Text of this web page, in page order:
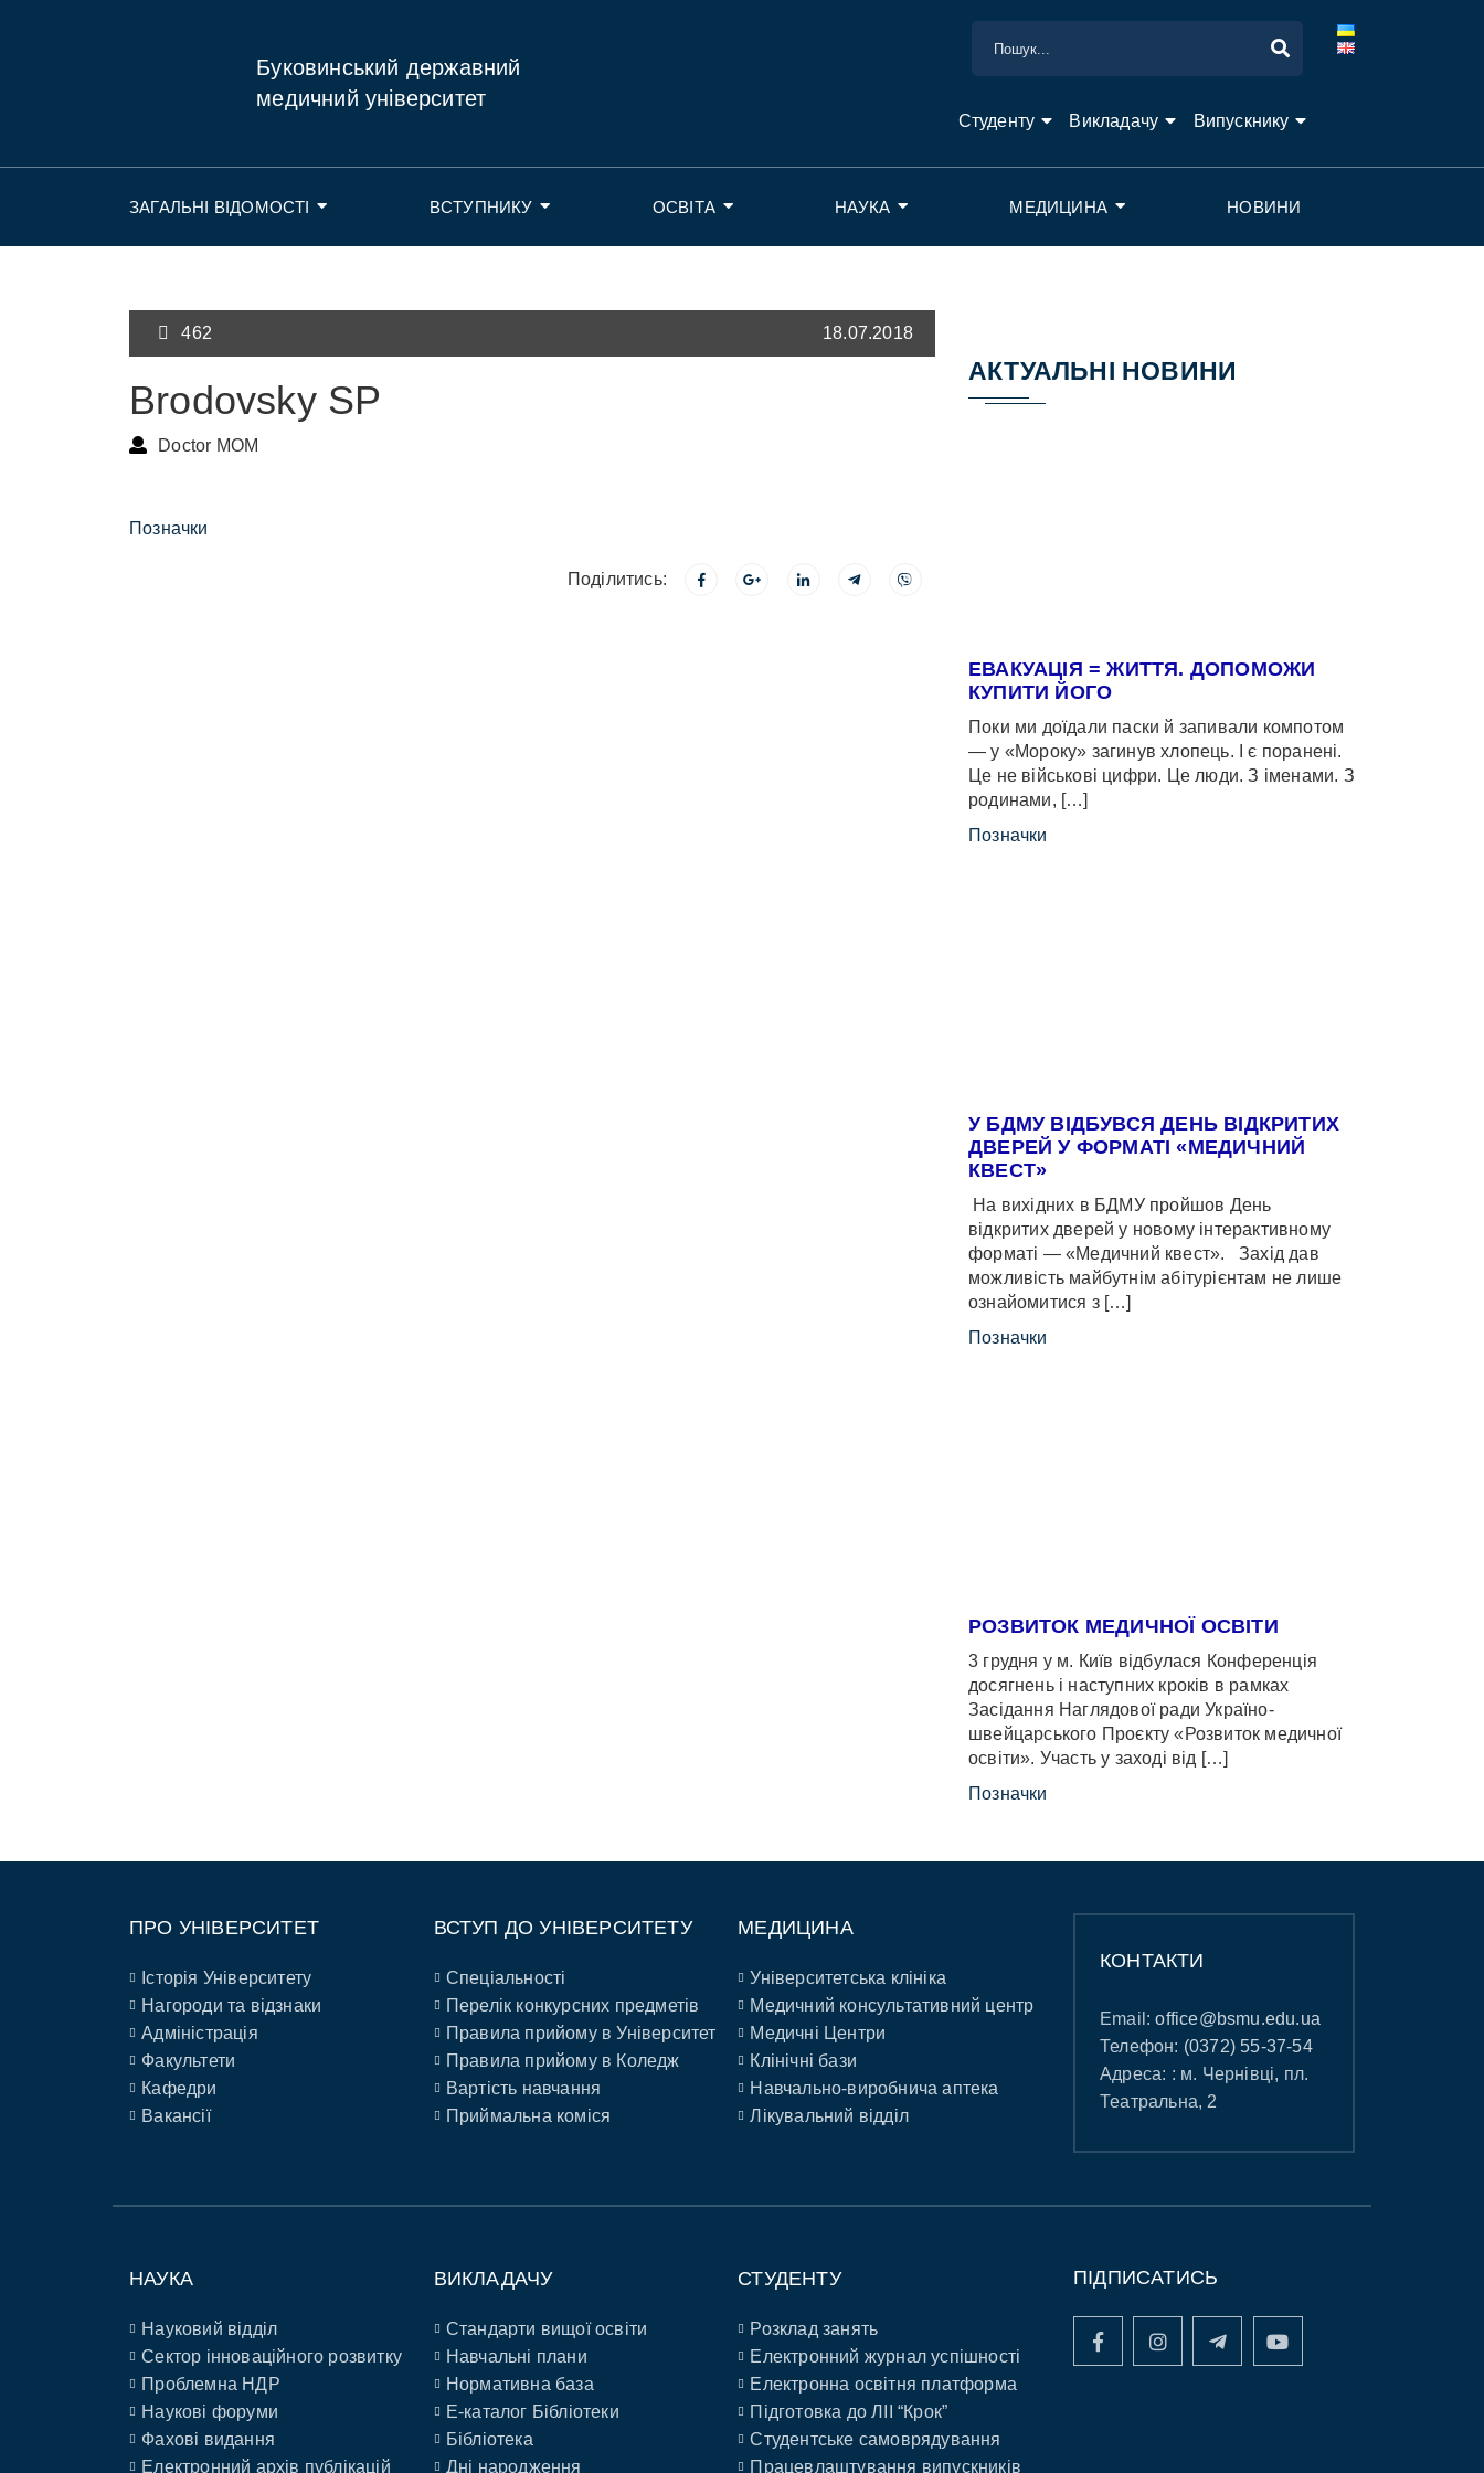
Буковинський державний
медичний університет
Студенту Викладачу Випускнику
ЗАГАЛЬНІ ВІДОМОСТІ ВСТУПНИКУ ОСВІТА НАУКА МЕДИЦИНА НОВИНИ
462 18.07.2018
Brodovsky SP
Doctor MOM
Позначки
Поділитись:
АКТУАЛЬНІ НОВИНИ
ЕВАКУАЦІЯ = ЖИТТЯ. ДОПОМОЖИ
КУПИТИ ЙОГО
Поки ми доїдали паски й запивали компотом
— у «Мороку» загинув хлопець. І є поранені.
Це не військові цифри. Це люди. З іменами. З
родинами, […]
Позначки
У БДМУ ВІДБУВСЯ ДЕНЬ ВІДКРИТИХ
ДВЕРЕЙ У ФОРМАТІ «МЕДИЧНИЙ
КВЕСТ»
На вихідних в БДМУ пройшов День
відкритих дверей у новому інтерактивному
форматі — «Медичний квест». Захід дав
можливість майбутнім абітурієнтам не лише
ознайомитися з […]
Позначки
РОЗВИТОК МЕДИЧНОЇ ОСВІТИ
3 грудня у м. Київ відбулася Конференція
досягнень і наступних кроків в рамках
Засідання Наглядової ради Україно-
швейцарського Проєкту «Розвиток медичної
освіти». Участь у заході від […]
Позначки
ПРО УНІВЕРСИТЕТ
Історія Університету
Нагороди та відзнаки
Адміністрація
Факультети
Кафедри
Вакансії
ВСТУП ДО УНІВЕРСИТЕТУ
Спеціальності
Перелік конкурсних предметів
Правила прийому в Університет
Правила прийому в Коледж
Вартість навчання
Приймальна коміся
МЕДИЦИНА
Університетська клініка
Медичний консультативний центр
Медичні Центри
Клінічні бази
Навчально-виробнича аптека
Лікувальний відділ
КОНТАКТИ
Email:office@bsmu.edu.ua
Телефон: (0372) 55-37-54
Адреса: : м. Чернівці, пл.
Театральна, 2
НАУКА
Науковий відділ
Сектор інноваційного розвитку
Проблемна НДР
Наукові форуми
Фахові видання
Електронний архів публікацій
ВИКЛАДАЧУ
Стандарти вищої освіти
Навчальні плани
Нормативна база
E-каталог Бібліотеки
Бібліотека
Дні народження
СТУДЕНТУ
Розклад занять
Електронний журнал успішності
Електронна освітня платформа
Підготовка до ЛІІ “Крок”
Студентське самоврядування
Працевлаштування випускників
ПІДПИСАТИСЬ